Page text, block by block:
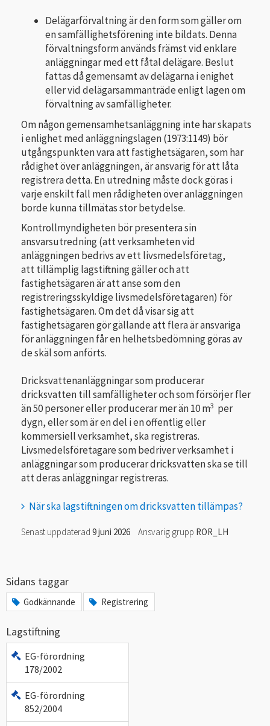
Delägarförvaltning är den form som gäller om
en samfällighetsförening inte bildats. Denna
förvaltningsform används främst vid enklare
anläggningar med ett fåtal delägare. Beslut
fattas då gemensamt av delägarna i enighet
eller vid delägarsammanträde enligt lagen om
förvaltning av samfälligheter.
Om någon gemensamhetsanläggning inte har skapats
i enlighet med anläggningslagen (1973:1149) bör
utgångspunkten vara att fastighetsägaren, som har
rådighet över anläggningen, är ansvarig för att låta
registrera detta. En utredning måste dock göras i
varje enskilt fall men rådigheten över anläggningen
borde kunna tillmätas stor betydelse.
Kontrollmyndigheten bör presentera sin
ansvarsutredning (att verksamheten vid
anläggningen bedrivs av ett livsmedelsföretag,
att tillämplig lagstiftning gäller och att
fastighetsägaren är att anse som den
registreringsskyldige livsmedelsföretagaren) för
fastighetsägaren. Om det då visar sig att
fastighetsägaren gör gällande att flera är ansvariga
för anläggningen får en helhetsbedömning göras av
de skäl som anförts.
Dricksvattenanläggningar som producerar
dricksvatten till samfälligheter och som försörjer fler
än 50 personer eller producerar mer än 10 m3 per
dygn, eller som är en del i en offentlig eller
kommersiell verksamhet, ska registreras.
Livsmedelsföretagare som bedriver verksamhet i
anläggningar som producerar dricksvatten ska se till
att deras anläggningar registreras.
När ska lagstiftningen om dricksvatten tillämpas?
Senast uppdaterad 9 juni 2026 Ansvarig grupp ROR_LH
Sidans taggar
Godkännande Registrering
Lagstiftning
EG-förordning
178/2002
EG-förordning
852/2004